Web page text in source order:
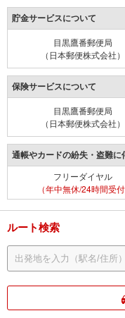
貯金サービスについて
目黒鷹番郵便局
（日本郵便株式会社）
保険サービスについて
目黒鷹番郵便局
（日本郵便株式会社）
通帳やカードの紛失・盗難に
フリーダイヤル
（年中無休/24時間受
ルート検索